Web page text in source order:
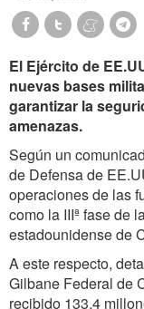
El Ejército de
nuevas bases
garantizar la
amenazas.
Según un
de Defensa de
operaciones de las
como la IIIª fase de
estadounidense de
A este respecto,
Gilbane Federal de
recibido 133,4